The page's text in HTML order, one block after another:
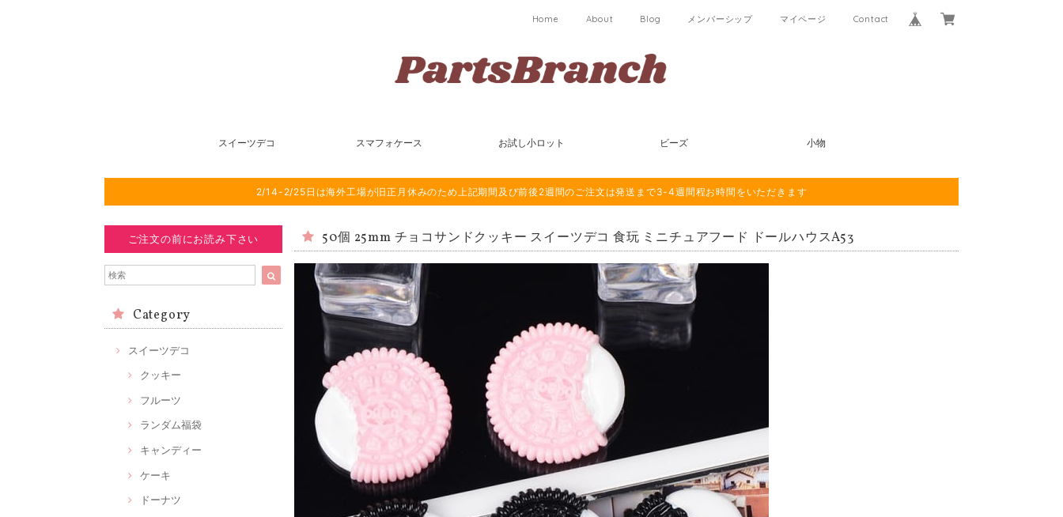
Home About Blog メンバーシップ マイページ Contact
スイーツデコ スマフォケース お試し小ロット ビーズ 小物
2/14-2/25日は海外工場が旧正月休みのため上記期間及び前後2週間のご注文は発送まで3-4週間程お時間をいただきます
ご注文の前にお読み下さい
Category
スイーツデコ
クッキー
フルーツ
ランダム福袋
キャンディー
ケーキ
ドーナツ
50個 25mm チョコサンドクッキー スイーツデコ 食玩 ミニチュアフード ドールハウスA53